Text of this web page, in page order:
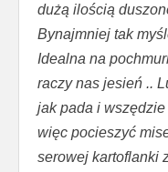
dużą ilością
Bynajmniej tak
Idealna na
raczy nas jesień ..
jak pada i wszędzie
więc pocieszyć
serowej kartoflanki